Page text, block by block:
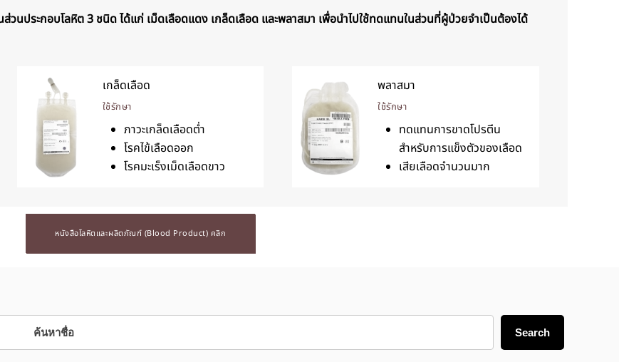
นประกอบโลหิต 3 ชนิด ได้แก่ เม็ดเลือดแดง เกล็ดเลือด และพลาสมา เพื่อนำไปใช้ทดแทนในส่วนที่ผู้ป่วยจำเป็นต้องได้
เกล็ดเลือด
ใช้รักษา
ภาวะเกล็ดเลือดต่ำ
โรคไข้เลือดออก
โรคมะเร็งเม็ดเลือดขาว
พลาสมา
ใช้รักษา
ทดแทนการขาดโปรตีน
สำหรับการแข็งตัวของเลือด
เสียเลือดจำนวนมาก
หนังสือโลหิตและผลิตภัณฑ์ (Blood Product) คลิก
Search